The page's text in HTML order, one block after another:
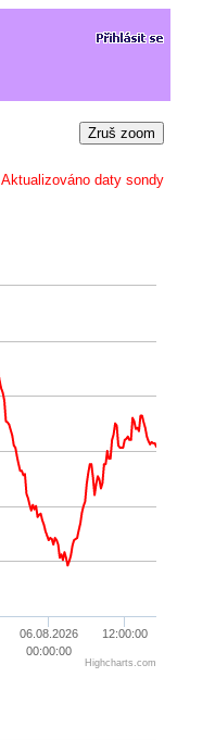
Zruš zoom
Aktualizováno daty sondy
06.08.2026
00:00:00
12:00:00
Highcharts.com